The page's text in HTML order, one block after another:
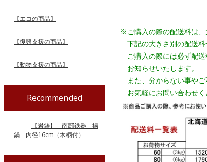
※ご購入の際の配送料は、
下記の大きさ別の配送料
ご購入の際には必ず配
お知らせいたします。
また、分からない事や
お気軽にお問い合わせく
【エコの商品】
【復興支援の商品】
【動物支援の商品】
Recommended
【岩鋳】 南部鉄器 揚
鍋 内径16cm（木柄付）